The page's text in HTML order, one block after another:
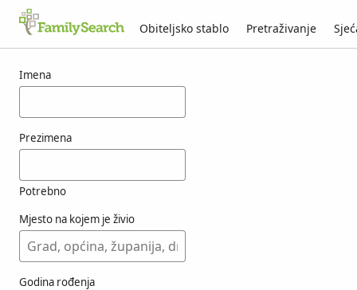
Obiteljsko stablo Pretraživanje
Imena
Prezimena
Potrebno
Mjesto na kojem je živio
Godina rođenja